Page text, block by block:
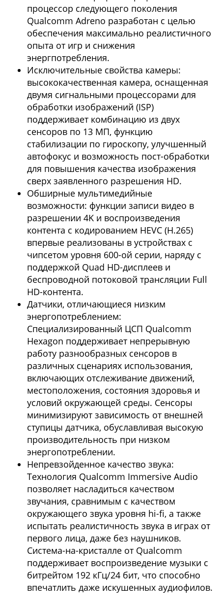
процессор следующего поколения
Qualcomm Adreno разработан с целью
обеспечения максимально реалистичного
опыта от игр и снижения
энергпотребления.
Исключительные свойства камеры:
высококачественная камера, оснащенная
двумя сигнальными процессорами для
обработки изображений (ISP)
поддерживает комбинацию из двух
сенсоров по 13 МП, функцию
стабилизации по гироскопу, улучшенный
автофокус и возможность пост-обработки
для повышения качества изображения
сверх заявленного разрешения HD.
Обширные мультимедийные
возможности: функции записи видео в
разрешении 4K и воспроизведения
контента с кодированием HEVC (H.265)
впервые реализованы в устройствах с
чипсетом уровня 600-ой серии, наряду с
поддержкой Quad HD-дисплеев и
беспроводной потоковой трансляции Full
HD-контента.
Датчики, отличающиеся низким
энергопотреблением:
Специализированный ЦСП Qualcomm
Hexagon поддерживает непрерывную
работу разнообразных сенсоров в
различных сценариях использования,
включающих отслеживание движений,
местоположения, состояния здоровья и
условий окружающей среды. Сенсоры
минимизируют зависимость от внешней
ступицы датчика, обуславливая высокую
производительность при низком
энергопотреблении.
Непревзойденное качество звука:
Технология Qualcomm Immersive Audio
позволяет насладиться качеством
звучания, сравнимым с качеством
окружающего звука уровня hi-fi, а также
испытать реалистичность звука в играх от
первого лица, даже без наушников.
Система-на-кристалле от Qualcomm
поддерживает воспроизведение музыки с
битрейтом 192 кГц/24 бит, что способно
впечатлить даже искушенных аудиофилов.